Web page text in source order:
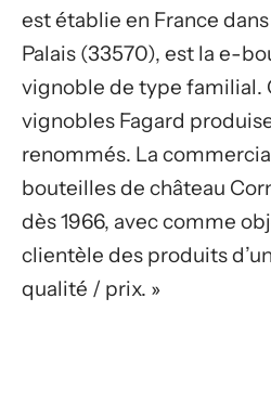
est établie en France
Palais (33570), est la e-
vignoble de type familial.
vignobles Fagard
renommés. La
bouteilles de château
dès 1966, avec comme
clientèle des produits
qualité / prix. »